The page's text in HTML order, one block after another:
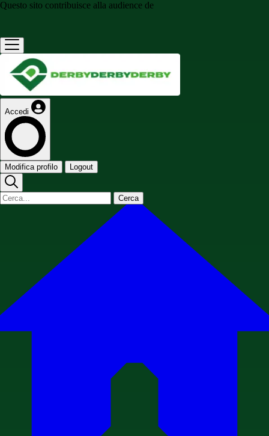
Questo sito contribuisce alla audience de
Accedi
Modifica profilo Logout
Cerca